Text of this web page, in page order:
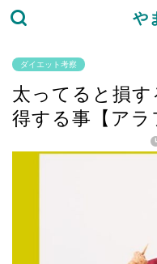
や
ダイエット考察
太ってると損
得する事【アラ